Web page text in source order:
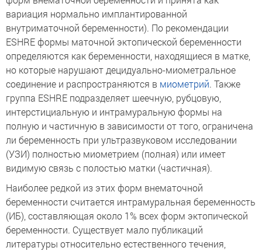
вариация нормально имплантированной
внутриматочной беременности). По рекомендации
ESHRE формы маточной эктопической беременности
определяются как беременности, находящиеся в матке,
но которые нарушают децидуально-миометральное
соединение и распространяются в миометрий. Также
группа ESHRE подразделяет шеечную, рубцовую,
интерстициальную и интрамуральную формы на
полную и частичную в зависимости от того, ограничена
ли беременность при ультразвуковом исследовании
(УЗИ) полностью миометрием (полная) или имеет
видимую связь с полостью матки (частичная).
Наиболее редкой из этих форм внематочной
беременности считается интрамуральная беременность
(ИБ), составляющая около 1% всех форм эктопической
беременности. Существует мало публикаций
литературы относительно естественного течения,